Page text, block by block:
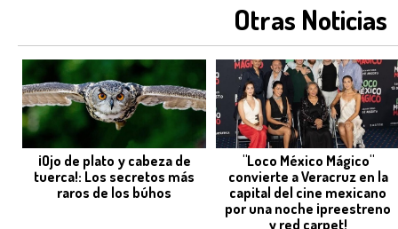
Otras Noticias
¡Ojo de plato y cabeza de
tuerca!: Los secretos más
raros de los búhos
"Loco México Mágico"
convierte a Veracruz en la
capital del cine mexicano
por una noche ¡preestreno
y red carpet!